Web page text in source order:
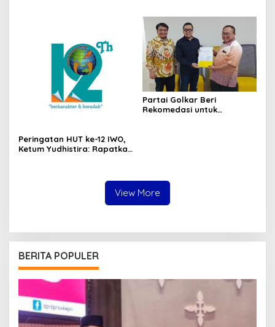
Peringatan HUT ke-12 IWO,
Ketum Yudhistira: Rapatkan
Partai Golkar Beri
Rekomedasi untuk
View More
BERITA POPULER